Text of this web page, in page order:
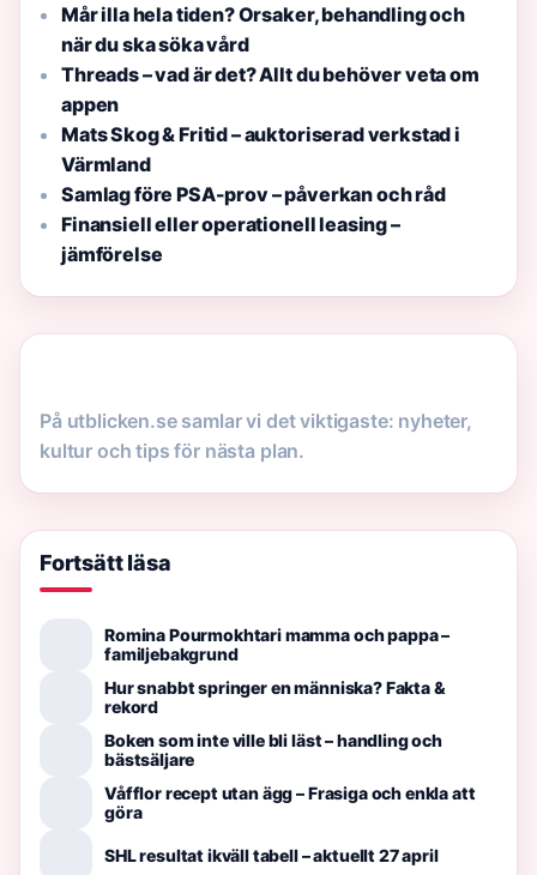
Mår illa hela tiden? Orsaker, behandling och
när du ska söka vård
Threads – vad är det? Allt du behöver veta om
appen
Mats Skog & Fritid – auktoriserad verkstad i
Värmland
Samlag före PSA-prov – påverkan och råd
Finansiell eller operationell leasing –
jämförelse
På utblicken.se samlar vi det viktigaste: nyheter,
kultur och tips för nästa plan.
Fortsätt läsa
Romina Pourmokhtari mamma och pappa –
familjebakgrund
Hur snabbt springer en människa? Fakta &
rekord
Boken som inte ville bli läst – handling och
bästsäljare
Våfflor recept utan ägg – Frasiga och enkla att
göra
SHL resultat ikväll tabell – aktuellt 27 april